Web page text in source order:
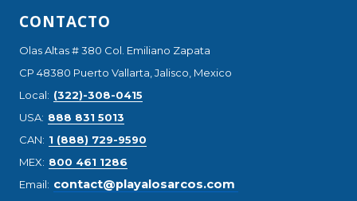
CONTACTO
Olas Altas # 380 Col. Emiliano Zapata
CP 48380 Puerto Vallarta, Jalisco, Mexico
Local: (322)-308-0415
USA: 888 831 5013
CAN: 1 (888) 729-9590
MEX: 800 461 1286
Email: ​contact@playalosarcos.com